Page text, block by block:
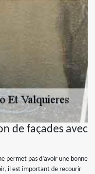
de façades avec
permet pas d’avoir une bonne
il est important de recourir